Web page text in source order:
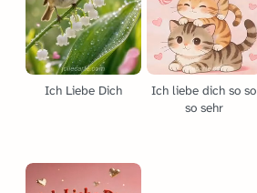
Ich Liebe Dich
Ich liebe dich so so
so sehr